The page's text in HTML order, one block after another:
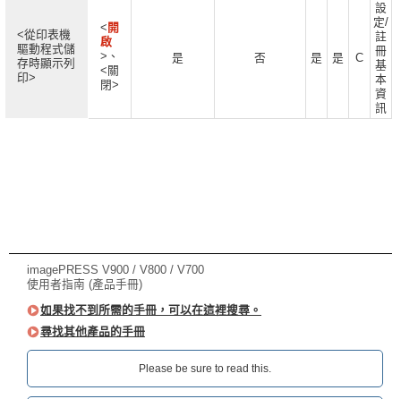
<從印表機
驅動程式儲
存時顯示列
印>
< 開
啟
>、
<關
閉>
是 否 是 是 C
設
定/
註
冊
基
本
資
訊
imagePRESS V900 / V800 / V700
使用者指南 (產品手冊)
如果找不到所需的手冊，可以在這裡搜尋。
尋找其他產品的手冊
Please be sure to read this.‎